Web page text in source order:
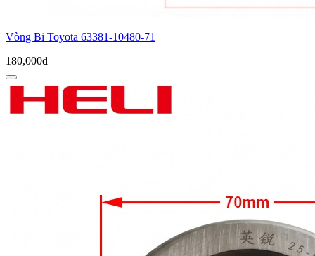
Vòng Bi Toyota 63381-10480-71
180,000đ